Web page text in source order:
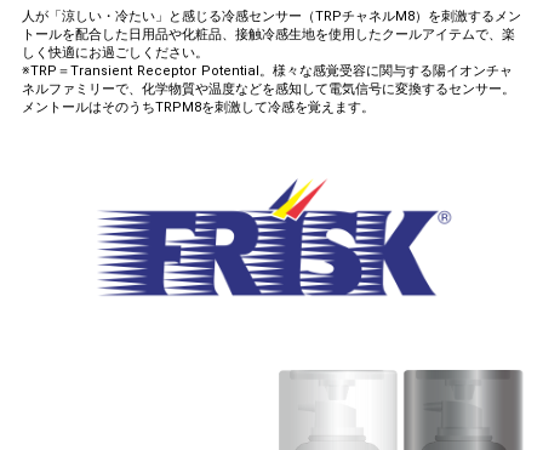
Close
人が「涼しい・冷たい」と感じる冷感センサー（TRPチャネルM8）を刺激するメン
トールを配合した日用品や化粧品、接触冷感生地を使用したクールアイテムで、楽
しく快適にお過ごしください。
※TRP＝Transient Receptor Potential。様々な感覚受容に関与する陽イオンチャ
ネルファミリーで、化学物質や温度などを感知して電気信号に変換するセンサー。
メントールはそのうちTRPM8を刺激して冷感を覚えます。